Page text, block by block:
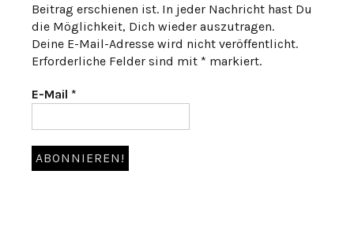
Beitrag erschienen ist. In jeder Nachricht hast Du
die Möglichkeit, Dich wieder auszutragen.
Deine E-Mail-Adresse wird nicht veröffentlicht.
Erforderliche Felder sind mit * markiert.
E-Mail *